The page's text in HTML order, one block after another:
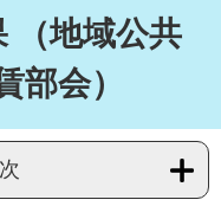
（地域公共
部会）